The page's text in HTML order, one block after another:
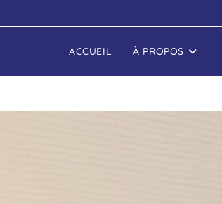
ACCUEIL À PROPOS